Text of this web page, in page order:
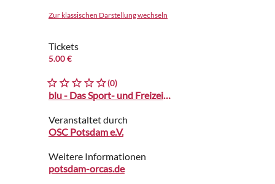
Zur klassischen Darstellung wechseln
Tickets
5.00 €
(0)
blu - Das Sport- und Freizeitbad
Veranstaltet durch
OSC Potsdam e.V.
Weitere Informationen
potsdam-orcas.de